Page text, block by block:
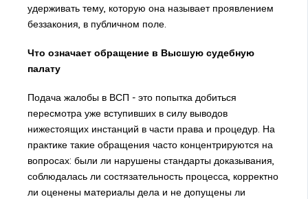
удерживать тему, которую она называет проявлением
беззакония, в публичном поле.
Что означает обращение в Высшую судебную
палату
Подача жалобы в ВСП - это попытка добиться
пересмотра уже вступивших в силу выводов
нижестоящих инстанций в части права и процедур. На
практике такие обращения часто концентрируются на
вопросах: были ли нарушены стандарты доказывания,
соблюдалась ли состязательность процесса, корректно
ли оценены материалы дела и не допущены ли